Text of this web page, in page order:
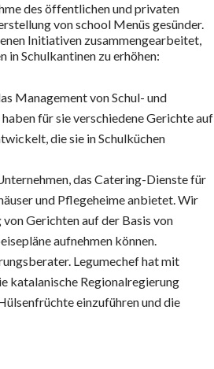
des öffentlichen und privaten
von school Menüs gesünder.
Initiativen zusammengearbeitet,
in Schulkantinen zu erhöhen:
Management von Schul- und
für sie verschiedene Gerichte auf
die sie in Schulküchen
das Catering-Dienste für
und Pflegeheime anbietet. Wir
Gerichten auf der Basis von
aufnehmen können.
Legumechef hat mit
katalanische Regionalregierung
einzuführen und die